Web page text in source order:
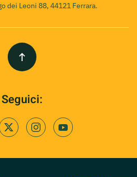
dei Leoni 88, 44121 Ferrara.
Seguici: